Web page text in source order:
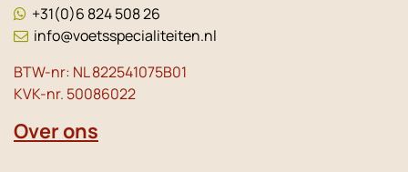
+31(0)6 824 508 26
info@voetsspecialiteiten.nl
BTW-nr: NL 822541075B01
KVK-nr. 50086022
Over ons